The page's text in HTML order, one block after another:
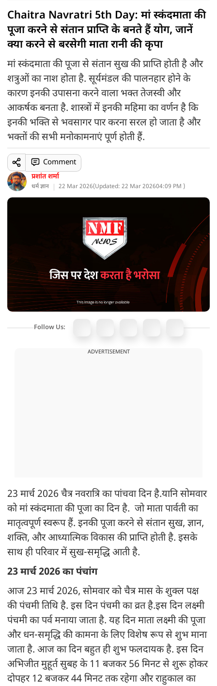
Chaitra Navratri 5th Day: मां स्कंदमाता की
पूजा करने से संतान प्राप्ति के बनते हैं योग, जानें
क्या करने से बरसेगी माता रानी की कृपा
मां स्कंदमाता की पूजा से संतान सुख की प्राप्ति होती है और
शत्रुओं का नाश होता है. सूर्यमंडल की पालनहार होने के
कारण इनकी उपासना करने वाला भक्त तेजस्वी और
आकर्षक बनता है. शास्त्रों में इनकी महिमा का वर्णन है कि
इनकी भक्ति से भवसागर पार करना सरल हो जाता है और
भक्तों की सभी मनोकामनाएं पूर्ण होती हैं.
प्रशांत शर्मा
धर्म ज्ञान 22 Mar 2026(Updated: 22 Mar 202604:09 PM )
Comment
Follow Us:
ADVERTISEMENT
23 मार्च 2026 चैत्र नवरात्रि का पांचवा दिन है.यानि सोमवार
को मां स्कंदमाता की पूजा का दिन है. जो माता पार्वती का
मातृत्वपूर्ण स्वरूप हैं. इनकी पूजा करने से संतान सुख, ज्ञान,
शक्ति, और आध्यात्मिक विकास की प्राप्ति होती है. इसके
साथ ही परिवार में सुख-समृद्धि आती है.
23 मार्च 2026 का पंचांग
आज 23 मार्च 2026, सोमवार को चैत्र मास के शुक्ल पक्ष
की पंचमी तिथि है. इस दिन पंचमी का व्रत है.इस दिन लक्ष्मी
पंचमी का पर्व मनाया जाता है. यह दिन माता लक्ष्मी की पूजा
और धन-समृद्धि की कामना के लिए विशेष रूप से शुभ माना
जाता है. आज का दिन बहुत ही शुभ फलदायक है. इस दिन
अभिजीत मुहूर्त सुबह के 11 बजकर 56 मिनट से शुरू होकर
दोपहर 12 बजकर 44 मिनट तक रहेगा और राहुकाल का